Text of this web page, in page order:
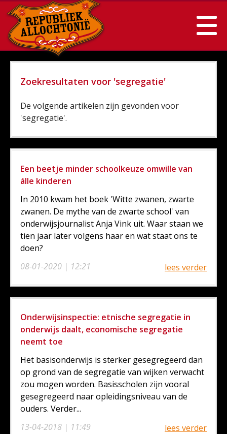
Zoekresultaten voor 'segregatie'
De volgende artikelen zijn gevonden voor
'segregatie'.
Een beetje minder schoolkeuze omwille van
álle kinderen
08-01-2020 | 12:21
In 2010 kwam het boek 'Witte zwanen, zwarte
zwanen. De mythe van de zwarte school' van
onderwijsjournalist Anja Vink uit. Waar staan we
tien jaar later volgens haar en wat staat ons te
doen?
lees verder
Onderwijsinspectie: etnische segregatie in
onderwijs daalt, economische segregatie
neemt toe
13-04-2018 | 11:49
Het basisonderwijs is sterker gesegregeerd dan
op grond van de segregatie van wijken verwacht
zou mogen worden. Basisscholen zijn vooral
gesegregeerd naar opleidingsniveau van de
ouders. Verder...
lees verder